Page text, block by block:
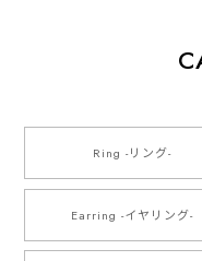
Ring -リング-
Earring -イヤリング-